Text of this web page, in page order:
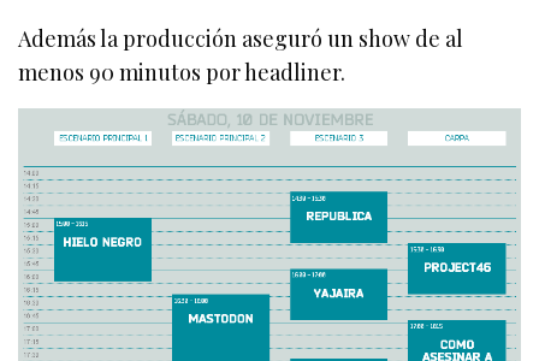
Además la producción aseguró un show de al
menos 90 minutos por headliner.